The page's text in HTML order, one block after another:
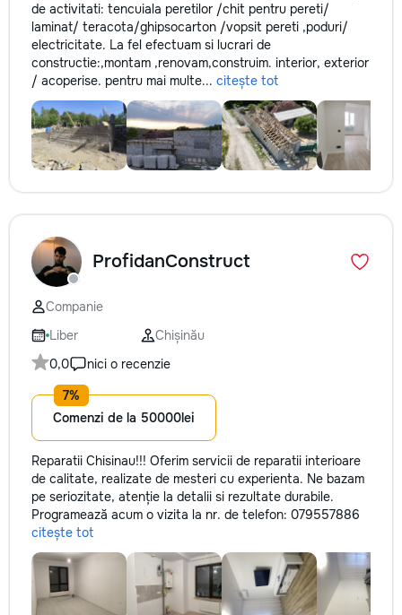
de activitati: tencuiala peretilor /chit pentru pereti/
laminat/ teracota/ghipsocarton /vopsit pereti ,poduri/
electricitate. La fel efectuam si lucrari de
constructie:,montam ,renovam,construim. interior, exterior
/ acoperise. pentru mai multe... citește tot
ProfidanConstruct
Companie
Liber
Chișinău
0,0
nici o recenzie
Comenzi de la 50000lei
Reparatii Chisinau!!! Oferim servicii de reparatii interioare
de calitate, realizate de mesteri cu experienta. Ne bazam
pe seriozitate, atenție la detalii si rezultate durabile.
Programează acum o vizita la nr. de telefon: 079557886
citește tot